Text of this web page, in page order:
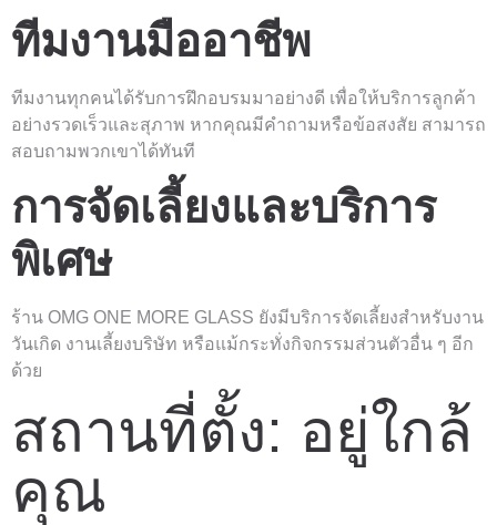
ทีมงานมืออาชีพ
ทีมงานทุกคนได้รับการฝึกอบรมมาอย่างดี เพื่อให้บริการลูกค้า
อย่างรวดเร็วและสุภาพ หากคุณมีคำถามหรือข้อสงสัย สามารถ
สอบถามพวกเขาได้ทันที
การจัดเลี้ยงและบริการ
พิเศษ
ร้าน OMG ONE MORE GLASS ยังมีบริการจัดเลี้ยงสำหรับงาน
วันเกิด งานเลี้ยงบริษัท หรือแม้กระทั่งกิจกรรมส่วนตัวอื่น ๆ อีก
ด้วย
สถานที่ตั้ง: อยู่ใกล้
คุณ